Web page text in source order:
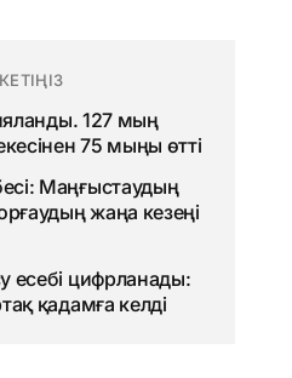
127 мың
75 мыңы өтті
Маңғыстаудың
жаңа кезеңі
есебі цифрланады:
қадамға келді